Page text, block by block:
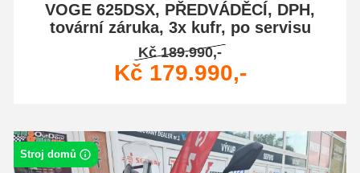
VOGE 625DSX, PŘEDVÁDĚCÍ, DPH,
tovární záruka, 3x kufr, po servisu
Kč 189.990,-
Kč 179.990,-
Stroj domů